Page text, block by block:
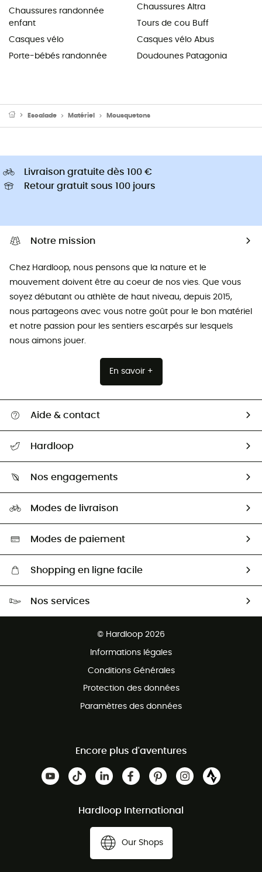
Chaussures randonnée
enfant
Casques vélo
Porte-bébés randonnée
Chaussures Altra
Tours de cou Buff
Casques vélo Abus
Doudounes Patagonia
Escalade Matériel Mousquetons
Livraison gratuite dès 100 €
Retour gratuit sous 100 jours
Notre mission
Chez Hardloop, nous pensons que la nature et le
mouvement doivent être au coeur de nos vies. Que vous
soyez débutant ou athlète de haut niveau, depuis 2015,
nous partageons avec vous notre goût pour le bon matériel
et notre passion pour les sentiers escarpés sur lesquels
nous aimons jouer.
En savoir +
Aide & contact
Retour & remboursement
Guide des tailles
Seconde Main
Aide & Contact
Hardloop
Nos engagements
Sélection éco-responsable
Modes de livraison
Modes de paiement
Shopping en ligne facile
Nos services
© Hardloop 2026
Informations légales
Conditions Générales
Protection des données
Paramètres des données
Encore plus d'aventures
Hardloop International
Our Shops